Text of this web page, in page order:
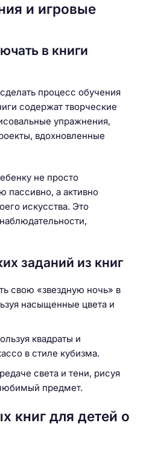
и игровые
в книги
процесс обучения
содержат творческие
упражнения,
вдохновленные
не просто
пассивно, а активно
искусства. Это
заданий из книг
свою «звездную ночь» в
насыщенные цвета и
квадраты и
в стиле кубизма.
света и тени, рисуя
предмет.
книг для детей о